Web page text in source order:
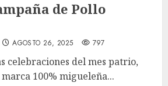
de Pollo
AGOSTO 26, 2025 797
celebraciones del mes patrio,
100% migueleña...